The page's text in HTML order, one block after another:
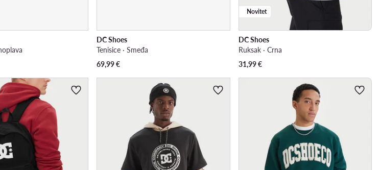
DC Shoes
Tenisice · Smeđa
69,99€
Novitet
DC Shoes
Ruksak · Crna
31,99€